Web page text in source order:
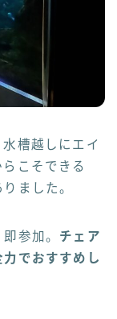
槽越しにエイ
こそできる
ました。
参加。 チェア
でおすすめし